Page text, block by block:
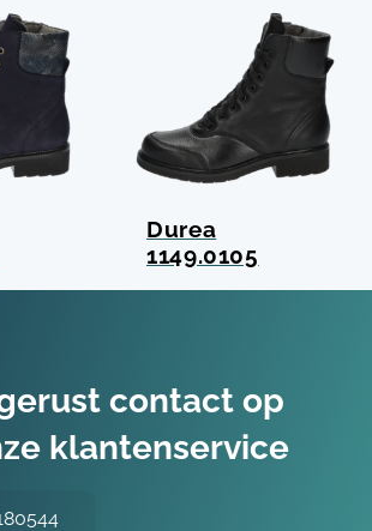
Durea
1149.0105
contact op
klantenservice